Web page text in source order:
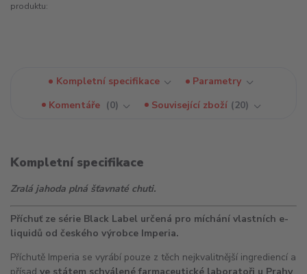
produktu:
Kompletní specifikace
Parametry
Komentáře
0 Související zboží 20
Kompletní specifikace
Zralá jahoda plná šťavnaté chuti.
Příchuť ze série Black Label určená pro míchání vlastních e-
liquidů od českého výrobce Imperia.
Příchutě Imperia se vyrábí pouze z těch nejkvalitnější ingrediencí a